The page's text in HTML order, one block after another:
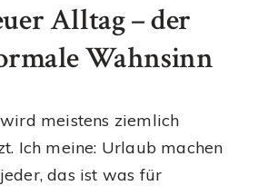
Alltag – der
Wahnsinn
meistens ziemlich
Ich meine: Urlaub machen
das ist was für